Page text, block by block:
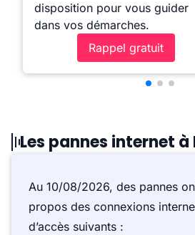
disposition pour vous guider
dans vos démarches.
Rappel gratuit
Les pannes internet
Au 10/08/2026, des pannes
propos des connexions
d’accès suivants :